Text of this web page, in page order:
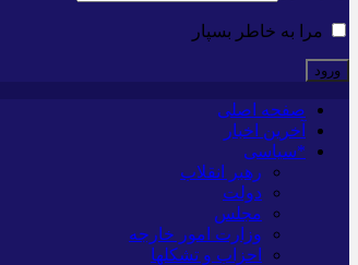
مرا به خاطر بسپار
صفحه اصلی
آخرین اخبار
*سیاسی
رهبر انقلاب
دولت
مجلس
وزارت امور خارجه
احزاب و تشکلها